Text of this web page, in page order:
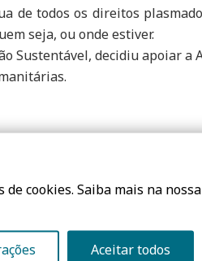
de todos os direitos
seja, ou onde estiver.
Sustentável, decidiu apoiar
cookies. Saiba mais na nossa
Aceitar todos